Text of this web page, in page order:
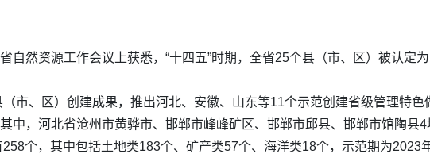
自然资源工作会议上获悉，“十四五”时期，全省25个县（市、区）被认定
市、区）创建成果，推出河北、安徽、山东等11个示范创建省级管理特色
中，河北省沧州市黄骅市、邯郸市峰峰矿区、邯郸市邱县、邯郸市馆陶县4
个，其中包括土地类183个、矿产类57个、海洋类18个，示范期为2023